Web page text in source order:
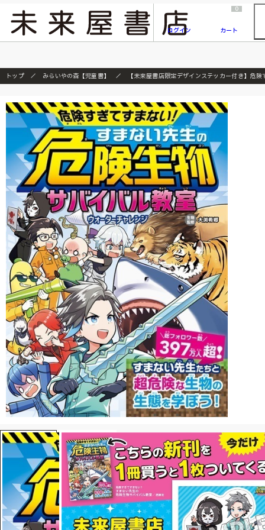
『ONE PIECE magazine 021 ONE PIECEカード付き同梱版』発売延期のご案内
ログイン
0
カート
トップ みらいやの森【児童書】 【未来屋書店限定デザインステッカー付き】危